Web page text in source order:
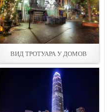
ВИД ТРОТУАРА У ДОМОВ